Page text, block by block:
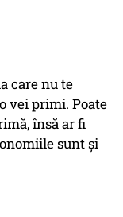
care nu te
vei primi. Poate
însă ar fi
sunt și